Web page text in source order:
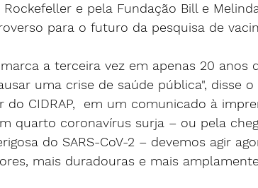
e pela Fundação Bill e
para o futuro da pesquisa de
marca a terceira vez em apenas 20 anos
uma crise de saúde pública", disse o
do CIDRAP,  em um comunicado à
quarto coronavírus surja – ou pela
do SARS-CoV-2 – devemos agir
mais duradouras e mais